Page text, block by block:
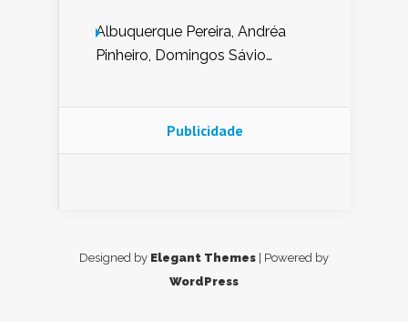
Albuquerque Pereira, Andréa
Pinheiro, Domingos Sávio
Nunes de Sena, Fátima Peixoto,
Glória Pereira, Kátia Mesel,
Publicidade
Designed by Elegant Themes | Powered by
WordPress